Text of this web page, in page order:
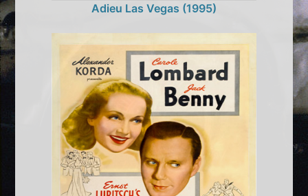
Adieu Las Vegas (1995)